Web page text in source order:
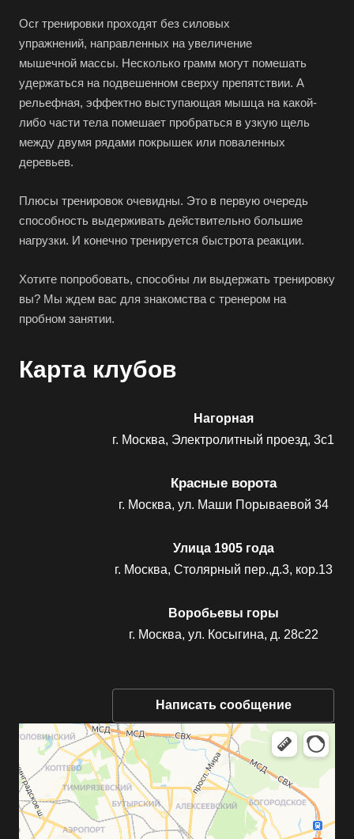
Оcr тренировки проходят без силовых
упражнений, направленных на увеличение
мышечной массы. Несколько грамм могут помешать
удержаться на подвешенном сверху препятствии. А
рельефная, эффектно выступающая мышца на какой-
либо части тела помешает пробраться в узкую щель
между двумя рядами покрышек или поваленных
деревьев.
Плюсы тренировок очевидны. Это в первую очередь
способность выдерживать действительно большие
нагрузки. И конечно тренируется быстрота реакции.
Хотите попробовать, способны ли выдержать тренировку
вы? Мы ждем вас для знакомства с тренером на
пробном занятии.
Карта клубов
Нагорная
г. Москва, Электролитный проезд, 3с1
Красные ворота
г. Москва, ул. Маши Порываевой 34
Улица 1905 года
г. Москва, Столярный пер.,д.3, кор.13
Воробьевы горы
г. Москва, ул. Косыгина, д. 28с22
Написать сообщение